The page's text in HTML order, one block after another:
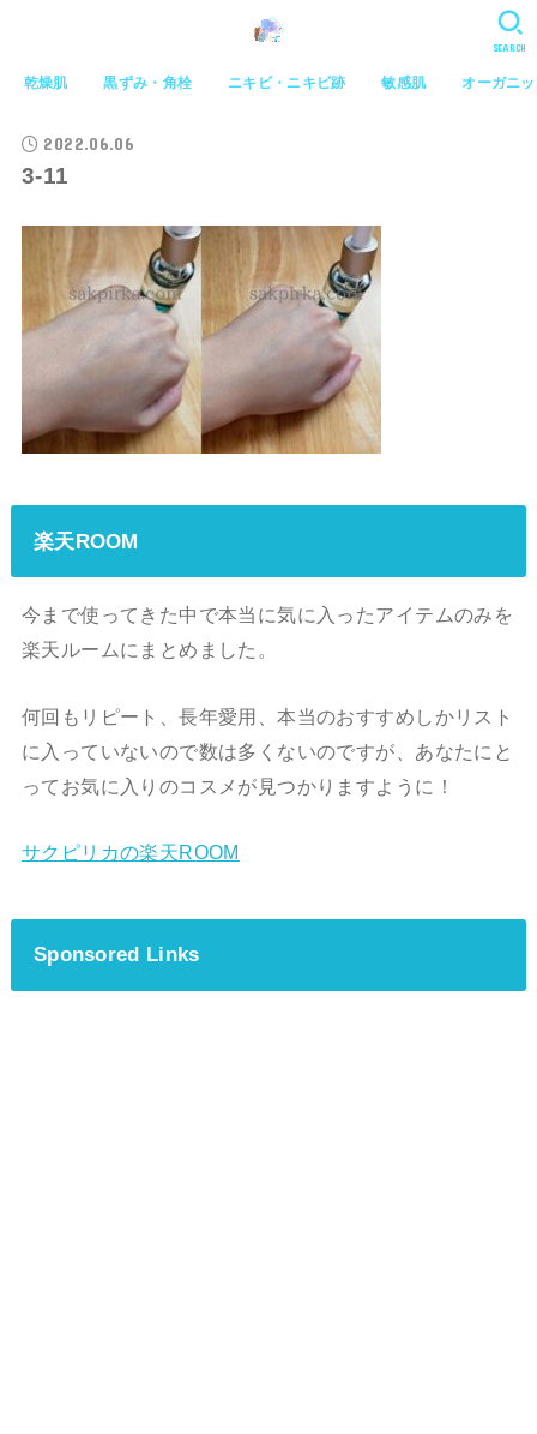
乾燥肌 黒ずみ・角栓 ニキビ・ニキビ跡 敏感肌 オーガニ
SEARCH
2022.06.06
3-11
楽天ROOM
今まで使ってきた中で本当に気に入ったアイテムのみを
楽天ルームにまとめました。
何回もリピート、長年愛用、本当のおすすめしかリスト
に入っていないので数は多くないのですが、あなたにと
ってお気に入りのコスメが見つかりますように！
サクピリカの楽天ROOM
Sponsored Links